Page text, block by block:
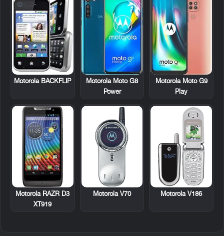
Motorola Moto G9
Play
Motorola Moto G8
Power
Motorola BACKFLIP
Motorola V186
Motorola V70
Motorola RAZR D3
XT919